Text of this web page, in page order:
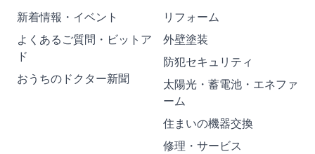
新着情報・イベント
よくあるご質問・ビットア
ド
おうちのドクター新聞
リフォーム
外壁塗装
防犯セキュリティ
太陽光・蓄電池・エネファ
ーム
住まいの機器交換
修理・サービス